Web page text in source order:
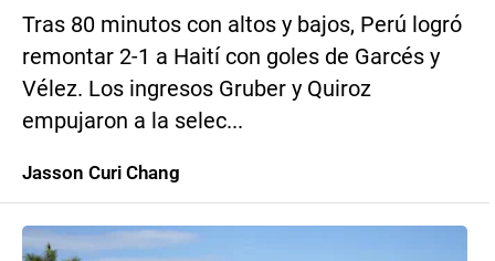
Tras 80 minutos con altos y bajos, Perú logró
remontar 2-1 a Haití con goles de Garcés y
Vélez. Los ingresos Gruber y Quiroz
empujaron a la selec...
Jasson Curi Chang